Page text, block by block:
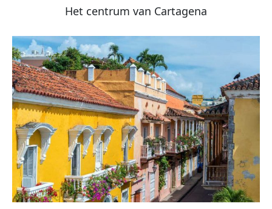
Het centrum van Cartagena